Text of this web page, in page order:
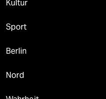
Kultur
Sport
Berlin
Nord